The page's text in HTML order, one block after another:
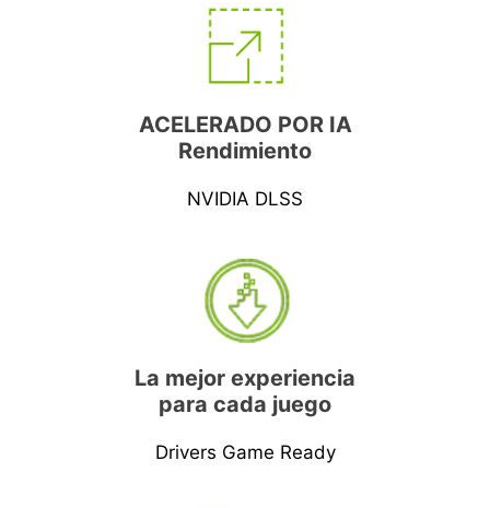
ACELERADO POR IA
Rendimiento
NVIDIA DLSS
La mejor experiencia
para cada juego
Drivers Game Ready